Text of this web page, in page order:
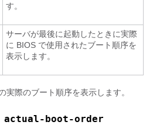
す。
サーバが最後に起動したときに実際
に BIOS で使用されたブート順序を
表示します。
実際のブート順序を表示します。
actual-boot-order